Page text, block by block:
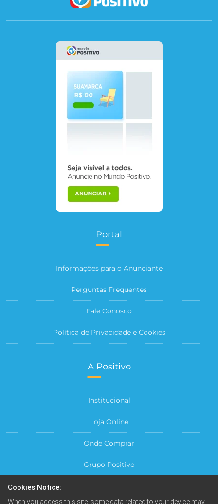
Portal
Informações para o Anunciante
Perguntas Frequentes
Fale Conosco
Política de Privacidade e Cookies
A Positivo
Institucional
Loja Online
Onde Comprar
Grupo Positivo
Cookies Notice:
When you access this site, some data related to your device may